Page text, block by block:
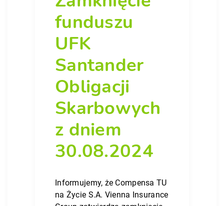
funduszu
UFK
Santander
Obligacji
Skarbowych
z dniem
30.08.2024
Informujemy, że Compensa TU
na Życie S.A. Vienna Insurance